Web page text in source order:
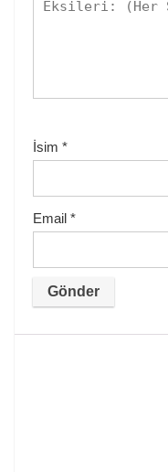
İsim *
Email *